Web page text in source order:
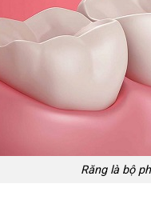
Răng là bộ